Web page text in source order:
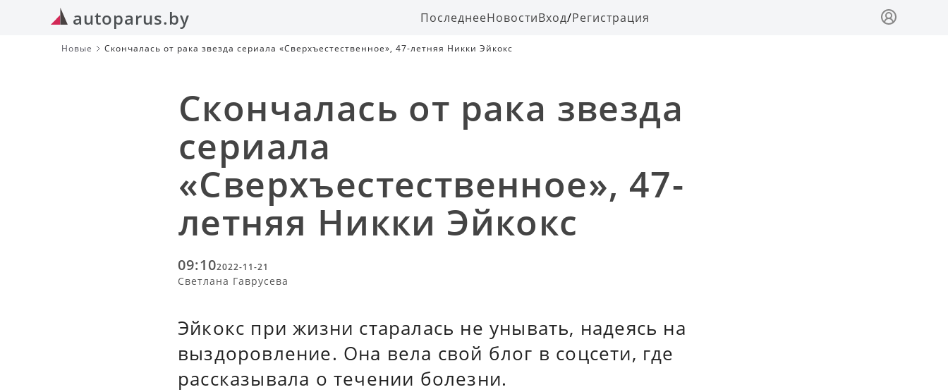
autoparus.by ПоследнееНовостиВход/Регистрация
Новые Скончалась от рака звезда сериала «Сверхъестественное», 47-летняя Никки Эйкокс
Скончалась от рака звезда
сериала
«Сверхъестественное», 47-
летняя Никки Эйкокс
09:102022-11-21
Светлана Гаврусева
Эйкокс при жизни старалась не унывать, надеясь на
выздоровление. Она вела свой блог в соцсети, где
рассказывала о течении болезни.